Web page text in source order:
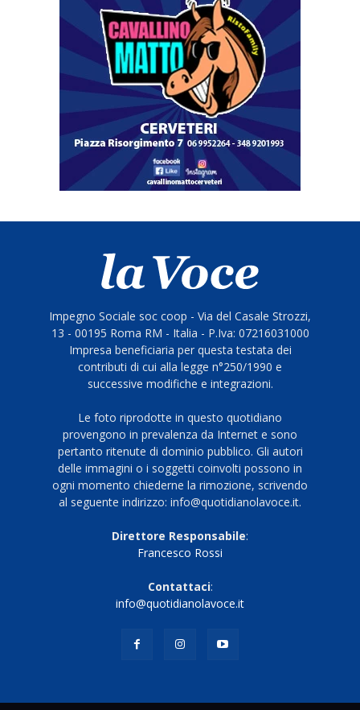
Impegno Sociale soc coop - Via del Casale Strozzi,
13 - 00195 Roma RM - Italia - P.Iva: 07216031000
Impresa beneficiaria per questa testata dei
contributi di cui alla legge n°250/1990 e
successive modifiche e integrazioni.
Le foto riprodotte in questo quotidiano
provengono in prevalenza da Internet e sono
pertanto ritenute di dominio pubblico. Gli autori
delle immagini o i soggetti coinvolti possono in
ogni momento chiederne la rimozione, scrivendo
al seguente indirizzo: info@quotidianolavoce.it.
Direttore Responsabile:
Francesco Rossi
Contattaci:
info@quotidianolavoce.it